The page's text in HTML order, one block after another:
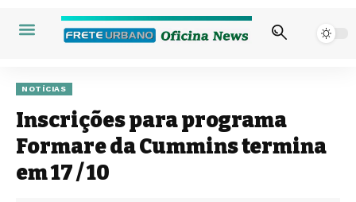
NOTÍCIAS
Inscrições para programa
Formare da Cummins termina
em 17 / 10